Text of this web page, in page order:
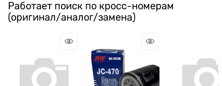
Работает поиск по кросс-номерам
(оригинал/аналог/замена)